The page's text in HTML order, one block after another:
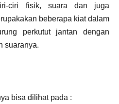
ciri fisik, suara dan juga
beberapa kiat dalam
perkutut jantan dengan
suaranya.
bisa dilihat pada :